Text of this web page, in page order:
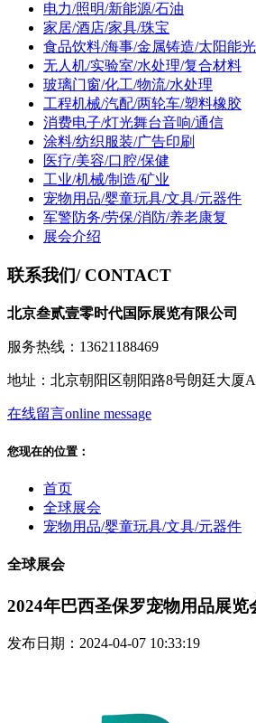
电力/照明/新能源/石油
家居/酒店/家具/珠宝
食品饮料/海事/金属铸造/太阳能
无人机/实验室/水处理/复合材料
玻璃门窗/化工/物流/水处理
工程机械/汽配/两轮车/塑料橡胶
消费电子/灯光舞台音响/通信
涂料/纺织服装/广告印刷
医疗/美容/口腔/保健
工业/机械/制造/矿业
宠物用品/婴童玩具/文具/元器件
军警防务/劳保/消防/养老康复
展会介绍
联系我们/ CONTACT
北京叁贰壹零时代国际展览有限公司
服务热线：13621188469
地址：北京朝阳区朝阳路8号朗廷大厦
在线留言online message
您现在的位置：
首页
全球展会
宠物用品/婴童玩具/文具/元器件
全球展会
2024年巴西圣保罗宠物用品展览
发布日期：2024-04-07 10:33:19